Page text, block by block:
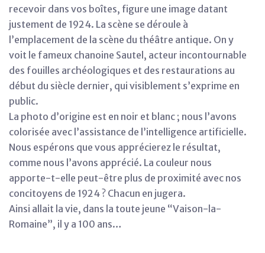
recevoir dans vos boîtes, figure une image datant
justement de 1924. La scène se déroule à
l’emplacement de la scène du théâtre antique. On y
voit le fameux chanoine Sautel, acteur incontournable
des fouilles archéologiques et des restaurations au
début du siècle dernier, qui visiblement s’exprime en
public.
La photo d’origine est en noir et blanc ; nous l’avons
colorisée avec l’assistance de l’intelligence artificielle.
Nous espérons que vous apprécierez le résultat,
comme nous l’avons apprécié. La couleur nous
apporte-t-elle peut-être plus de proximité avec nos
concitoyens de 1924 ? Chacun en jugera.
Ainsi allait la vie, dans la toute jeune “Vaison-la-
Romaine”, il y a 100 ans…